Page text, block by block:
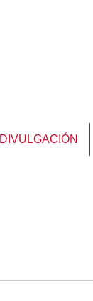
DIVULGACIÓN